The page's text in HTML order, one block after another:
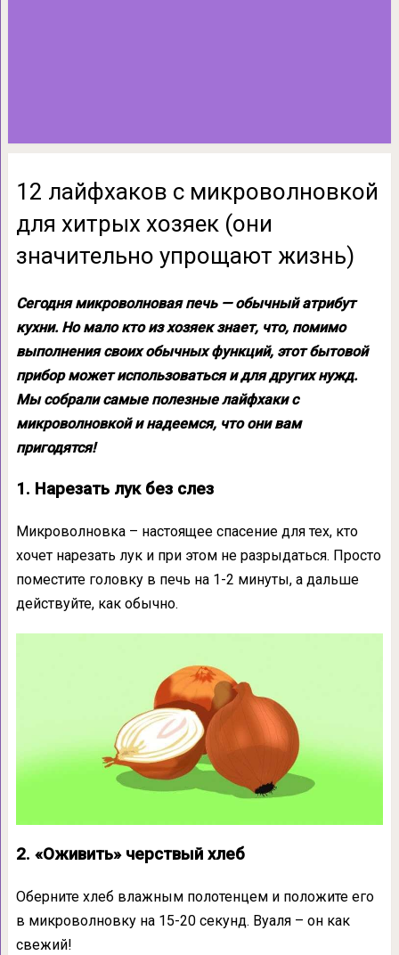
12 лайфхаков с микроволновкой
для хитрых хозяек (они
значительно упрощают жизнь)
Сегодня микроволновая печь — обычный атрибут
кухни. Но мало кто из хозяек знает, что, помимо
выполнения своих обычных функций, этот бытовой
прибор может использоваться и для других нужд.
Мы собрали самые полезные лайфхаки с
микроволновкой и надеемся, что они вам
пригодятся!
1. Нарезать лук без слез
Микроволновка – настоящее спасение для тех, кто
хочет нарезать лук и при этом не разрыдаться. Просто
поместите головку в печь на 1-2 минуты, а дальше
действуйте, как обычно.
2. «Оживить» черствый хлеб
Оберните хлеб влажным полотенцем и положите его
в микроволновку на 15-20 секунд. Вуаля – он как
свежий!